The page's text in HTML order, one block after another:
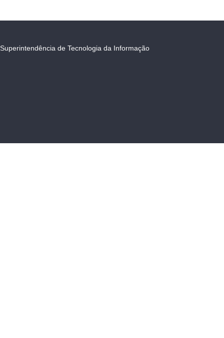
Superintendência de Tecnologia da Informação